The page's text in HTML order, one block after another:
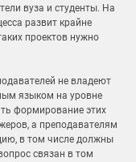
вуза и студенты. На
развит крайне
проектов нужно
не владеют
языком на уровне
формирование этих
а преподавателям
в том числе должны
связан в том